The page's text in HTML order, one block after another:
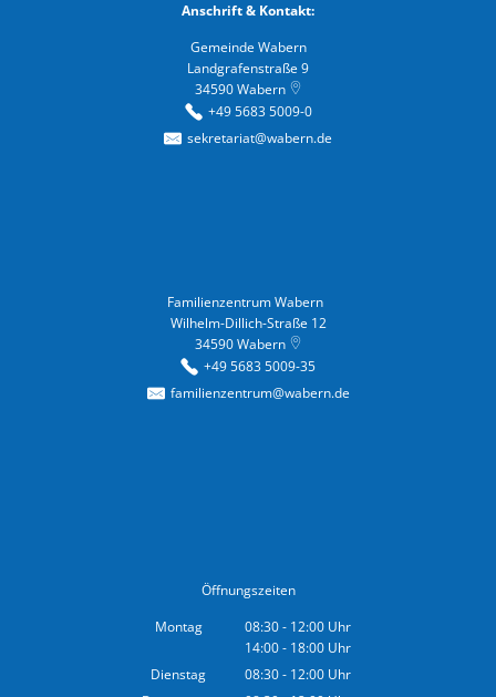
Anschrift & Kontakt:
Gemeinde Wabern
Landgrafenstraße 9
34590 Wabern
+49 5683 5009-0
sekretariat@wabern.de
Familienzentrum Wabern
Wilhelm-Dillich-Straße 12
34590 Wabern
+49 5683 5009-35
familienzentrum@wabern.de
Öffnungszeiten
Montag
08:30- 12:00 Uhr
Von 08:30 bis 12:00 Uhr
14:00- 18:00 Uhr
Von 14:00 bis 18:00 Uhr
Dienstag 08:30- 12:00 Uhr